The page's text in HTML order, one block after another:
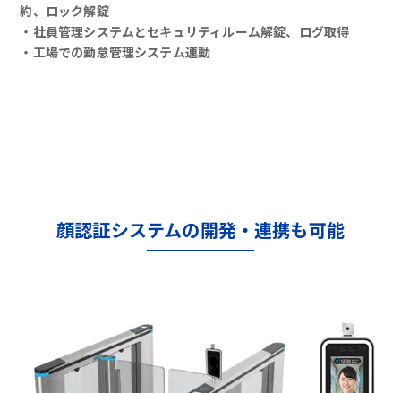
約、ロック解錠
・社員管理システムとセキュリティルーム解錠、ログ取得
・工場での勤怠管理システム連動
顔認証システムの開発・連携も可能